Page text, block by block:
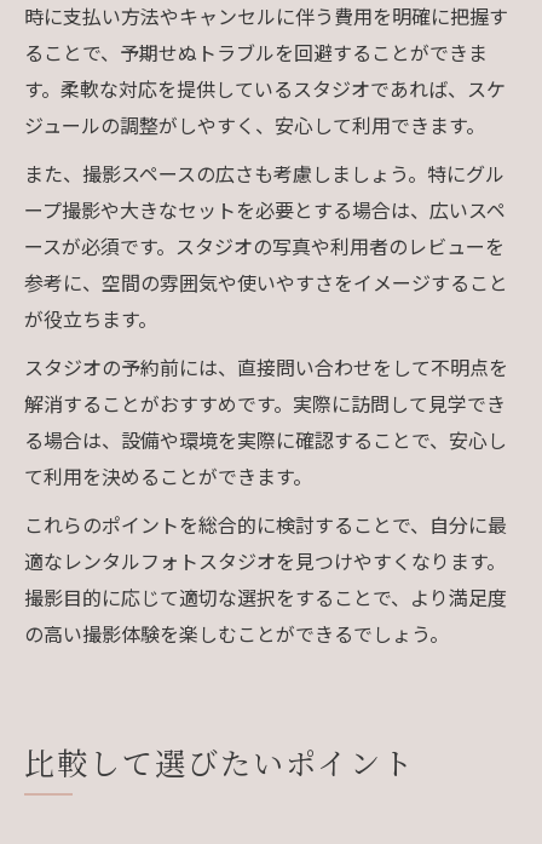
時に支払い方法やキャンセルに伴う費用を明確に把握す
ることで、予期せぬトラブルを回避することができま
す。柔軟な対応を提供しているスタジオであれば、スケ
ジュールの調整がしやすく、安心して利用できます。
また、撮影スペースの広さも考慮しましょう。特にグル
ープ撮影や大きなセットを必要とする場合は、広いスペ
ースが必須です。スタジオの写真や利用者のレビューを
参考に、空間の雰囲気や使いやすさをイメージすること
が役立ちます。
スタジオの予約前には、直接問い合わせをして不明点を
解消することがおすすめです。実際に訪問して見学でき
る場合は、設備や環境を実際に確認することで、安心し
て利用を決めることができます。
これらのポイントを総合的に検討することで、自分に最
適なレンタルフォトスタジオを見つけやすくなります。
撮影目的に応じて適切な選択をすることで、より満足度
の高い撮影体験を楽しむことができるでしょう。
比較して選びたいポイント